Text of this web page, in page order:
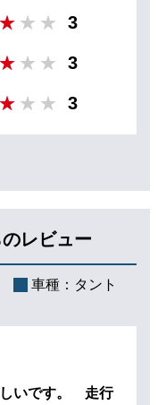
3
3
3
レビュー
車種： タント
しいです。 走行